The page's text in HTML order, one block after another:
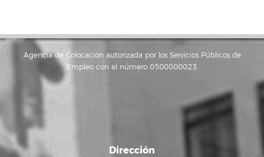
Agencia de Colocación autorizada por los Servicios Públicos de
Empleo con el número 0500000023.
Dirección